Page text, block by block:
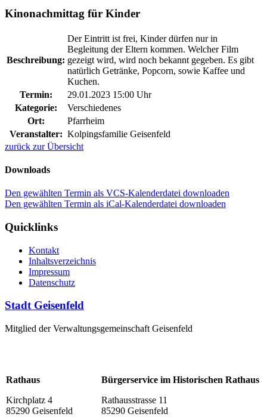
Kinonachmittag für Kinder
Beschreibung:
Der Eintritt ist frei, Kinder dürfen nur in
Begleitung der Eltern kommen. Welcher Film
gezeigt wird, wird noch bekannt gegeben. Es gibt
natürlich Getränke, Popcorn, sowie Kaffee und
Kuchen.
Termin:
29.01.2023 15:00 Uhr
Kategorie:
Verschiedenes
Ort:
Pfarrheim
Veranstalter: Kolpingsfamilie Geisenfeld
zurück zur Übersicht
Downloads
Den gewählten Termin als VCS-Kalenderdatei downloaden
Den gewählten Termin als iCal-Kalenderdatei downloaden
Quicklinks
Kontakt
Inhaltsverzeichnis
Impressum
Datenschutz
Stadt Geisenfeld
Mitglied der Verwaltungsgemeinschaft Geisenfeld
Rathaus
Kirchplatz 4
85290 Geisenfeld
Bürgerservice im Historischen Rathaus
Rathausstrasse 11
85290 Geisenfeld